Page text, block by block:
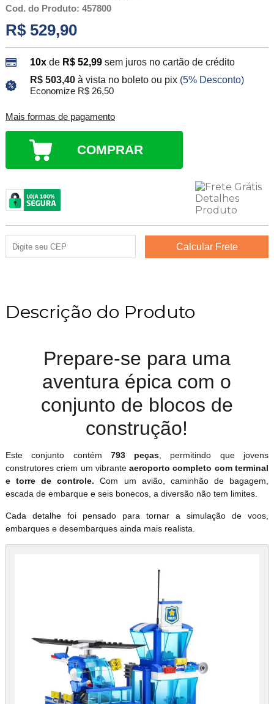
Cod. do Produto: 457800
R$ 529,90
10xde R$ 52,99 sem juros no cartão de crédito
R$ 503,40 à vista no boleto ou pix (5% Desconto)
Economize R$ 26,50
Mais formas de pagamento
COMPRAR
Descrição do Produto
Prepare-se para uma
aventura épica com o
conjunto de blocos de
construção!
Este conjunto contém 793 peças, permitindo que jovens
construtores criem um vibranteaeroporto completo com terminal
e torre de controle. Com um avião, caminhão de bagagem,
escada de embarque e seis bonecos, a diversão não tem limites.
Cada detalhe foi pensado para tornar a simulação de voos,
embarques e desembarques ainda mais realista.